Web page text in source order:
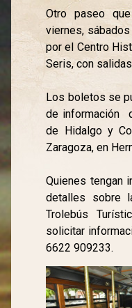
Otro paseo
viernes,
por el Centro
Seris, con
Los boletos se
de información
de Hidalgo y
Zaragoza, en
Quienes tengan
detalles sobre
Trolebús
solicitar
6622 909233.